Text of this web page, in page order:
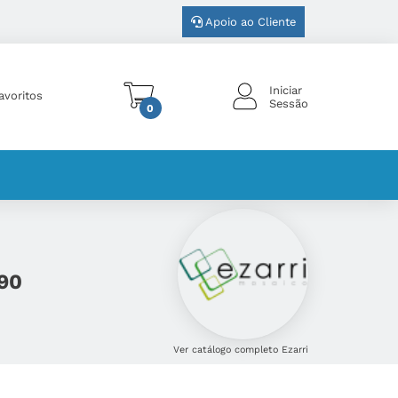
Apoio ao Cliente
0
Iniciar
Sessão
Ver catálogo completo Ezarri